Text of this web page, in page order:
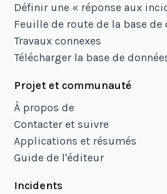
Définir une « réponse aux
Feuille de route de la base de
Travaux connexes
Télécharger la base de
Projet et communauté
À propos de
Contacter et suivre
Applications et résumés
Guide de l'éditeur
Incidents